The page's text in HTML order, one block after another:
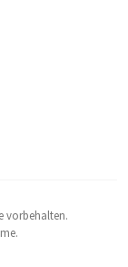
vorbehalten.